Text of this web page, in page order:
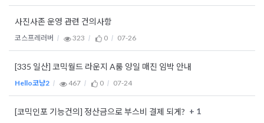
사진사존 운영 관련 건의사항
코스프레러버 323 0 07-26
[335 일산] 코믹월드 라운지 A룸 양일 매진 임박 안내
Hello코냥2 467 0 07-24
[코믹인포 기능건의] 정산금으로 부스비 결제 되게? + 1